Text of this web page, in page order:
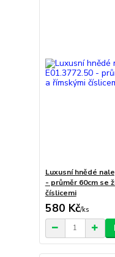
Luxusní hnědé
- průměr 60cm se
číslicemi
580 Kč/ks